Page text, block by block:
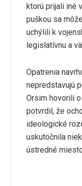
ktorú prijali iné
puškou sa
uchýlili k
legislatívnu a
Opatrenia
nepredstavujú
Orsim hovorili
potvrdil, že
ideologické
uskutočnila
ústredné